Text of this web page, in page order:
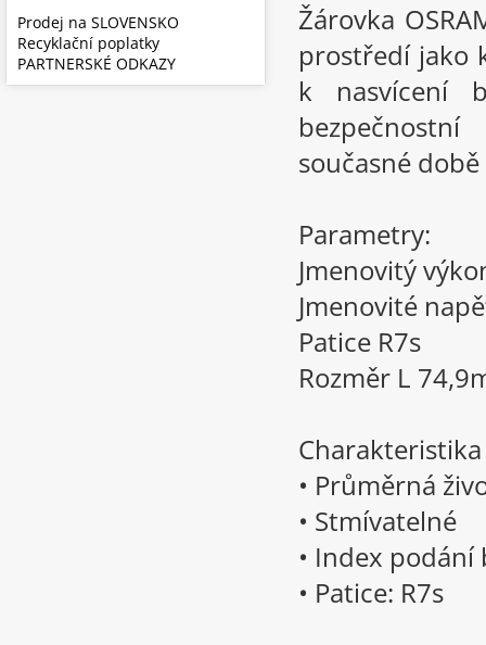
Žárovka
prostředí jako
k nasvícení
současné
Parametry:
Jmenovitý
Jmenovité
Patice R7s
Rozměr L
• Průměrná
• Stmívatelné
• Index podání
• Patice: R7s
Prodej na SLOVENSKO
Recyklační poplatky
PARTNERSKÉ ODKAZY